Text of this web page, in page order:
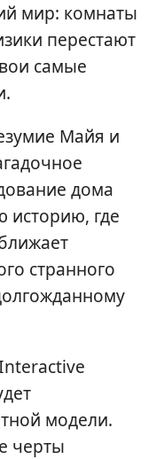
мир: комнаты
перестают
самые
Майя и
дома
историю, где
странного
модели.
черты